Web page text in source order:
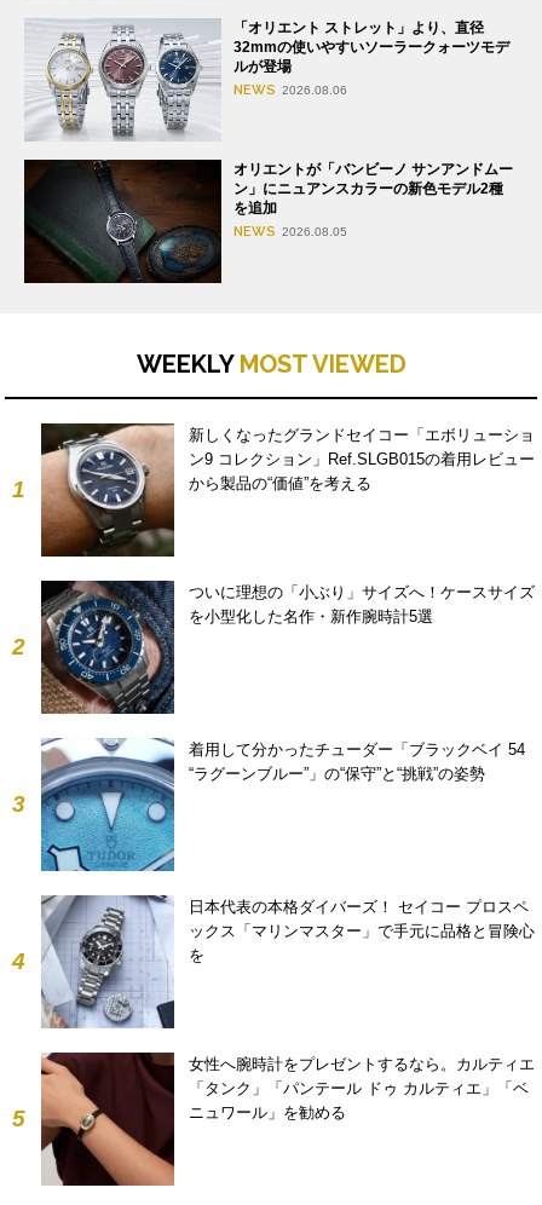
「オリエント ストレット」より、直径
32mmの使いやすいソーラークォーツモデ
ルが登場
NEWS 2026.08.06
オリエントが「バンビーノ サンアンドムー
ン」にニュアンスカラーの新色モデル2種
を追加
NEWS 2026.08.05
WEEKLY MOST VIEWED
1
新しくなったグランドセイコー「エボリューショ
ン9 コレクション」Ref.SLGB015の着用レビュー
から製品の“価値”を考える
2
ついに理想の「小ぶり」サイズへ！ケースサイズ
を小型化した名作・新作腕時計5選
3
着用して分かったチューダー「ブラックベイ 54
“ラグーンブルー”」の“保守”と“挑戦”の姿勢
4
日本代表の本格ダイバーズ！ セイコー プロスペ
ックス「マリンマスター」で手元に品格と冒険心
を
5
女性へ腕時計をプレゼントするなら。カルティエ
「タンク」「パンテール ドゥ カルティエ」「ベ
ニュワール」を勧める